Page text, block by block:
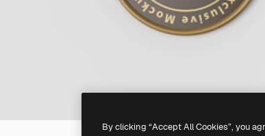
By clicking “Accept All Cookies”, you